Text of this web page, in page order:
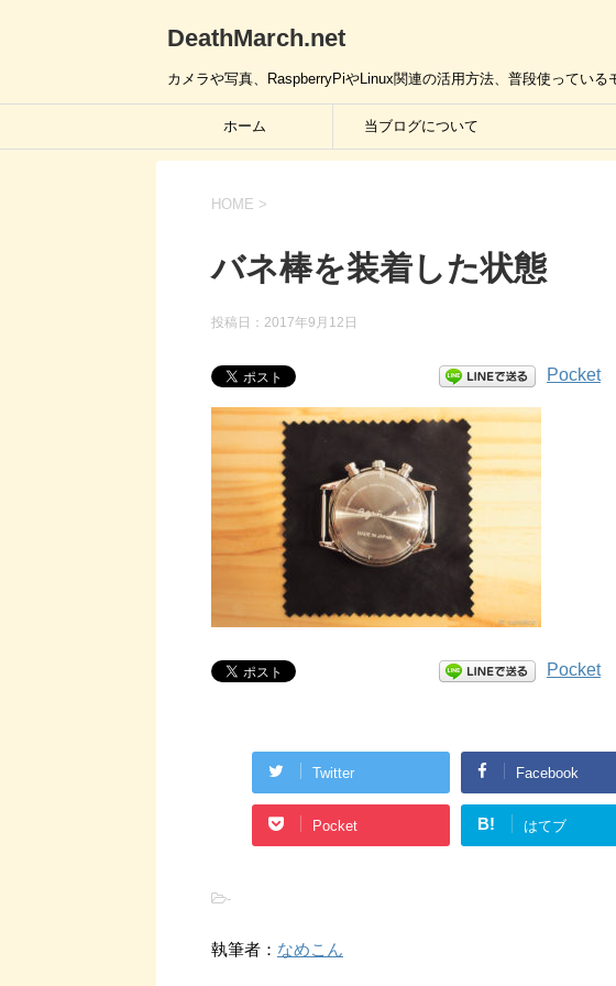
DeathMarch.net
カメラや写真、RaspberryPiやLinux関連の活用方法、普段使っている
ホーム 当ブログについて
HOME >
バネ棒を装着した状態
投稿日： 2017年9月12日
Pocket
Pocket
Twitter Facebook
Pocket B! はてブ
-
執筆者： なめこん